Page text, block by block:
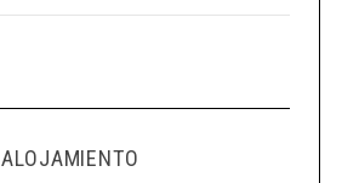
ALOJAMIENTO